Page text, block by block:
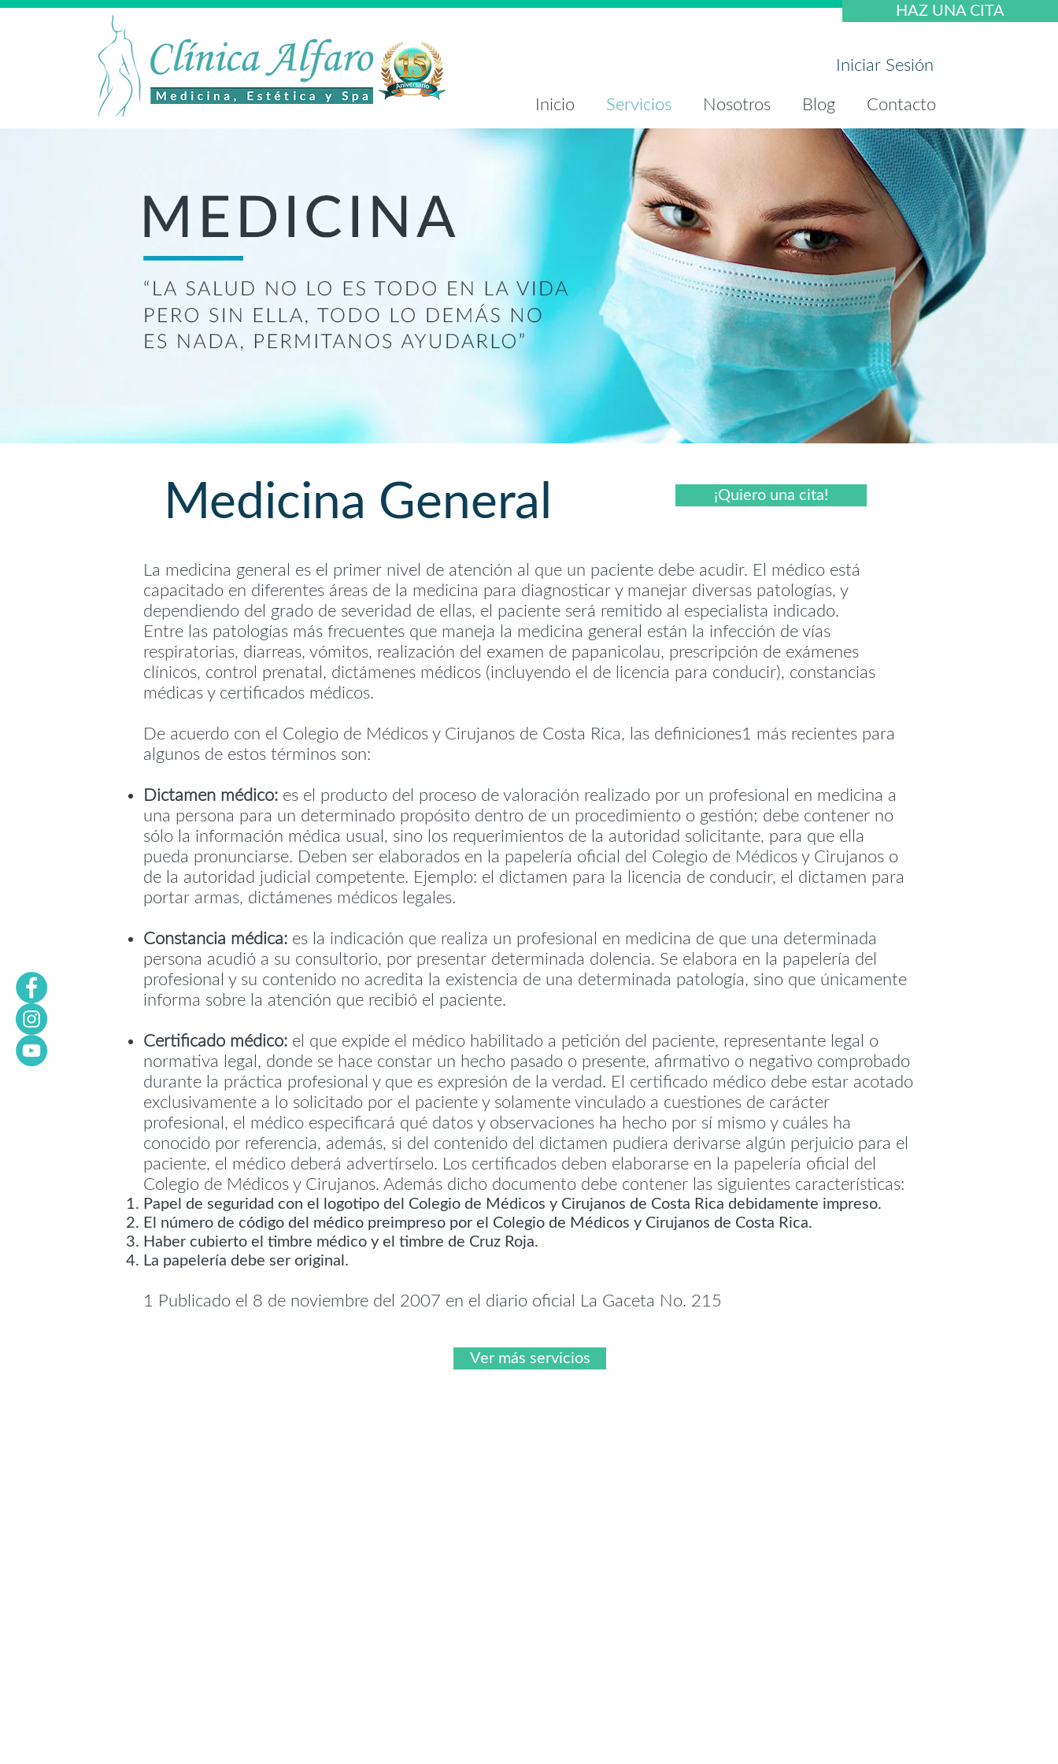
HAZ UNA CITA
Iniciar Sesión
Inicio Servicios Nosotros Blog Contacto
Medicina General ¡Quiero una cita!
La medicina general es el primer nivel de atención al que un paciente debe acudir. El médico está
capacitado en diferentes áreas de la medicina para diagnosticar y manejar diversas patologías, y
dependiendo del grado de severidad de ellas, el paciente será remitido al especialista indicado.
Entre las patologías más frecuentes que maneja la medicina general están la infección de vías
respiratorias, diarreas, vómitos, realización del examen de papanicolau, prescripción de exámenes
clínicos, control prenatal, dictámenes médicos (incluyendo el de licencia para conducir), constancias
médicas y certificados médicos.
De acuerdo con el Colegio de Médicos y Cirujanos de Costa Rica, las definiciones1 más recientes para
algunos de estos términos son:
Dictamen médico: es el producto del proceso de valoración realizado por un profesional en medicina a
una persona para un determinado propósito dentro de un procedimiento o gestión; debe contener no
sólo la información médica usual, sino los requerimientos de la autoridad solicitante, para que ella
pueda pronunciarse. Deben ser elaborados en la papelería oficial del Colegio de Médicos y Cirujanos o
de la autoridad judicial competente. Ejemplo: el dictamen para la licencia de conducir, el dictamen para
portar armas, dictámenes médicos legales.
Constancia médica: es la indicación que realiza un profesional en medicina de que una determinada
persona acudió a su consultorio, por presentar determinada dolencia. Se elabora en la papelería del
profesional y su contenido no acredita la existencia de una determinada patología, sino que únicamente
informa sobre la atención que recibió el paciente.
Certificado médico: el que expide el médico habilitado a petición del paciente, representante legal o
normativa legal, donde se hace constar un hecho pasado o presente, afirmativo o negativo comprobado
durante la práctica profesional y que es expresión de la verdad. El certificado médico debe estar acotado
exclusivamente a lo solicitado por el paciente y solamente vinculado a cuestiones de carácter
profesional, el médico especificará qué datos y observaciones ha hecho por sí mismo y cuáles ha
conocido por referencia, además, si del contenido del dictamen pudiera derivarse algún perjuicio para el
paciente, el médico deberá advertírselo. Los certificados deben elaborarse en la papelería oficial del
Colegio de Médicos y Cirujanos. Además dicho documento debe contener las siguientes características:
Papel de seguridad con el logotipo del Colegio de Médicos y Cirujanos de Costa Rica debidamente impreso.
El número de código del médico preimpreso por el Colegio de Médicos y Cirujanos de Costa Rica.
Haber cubierto el timbre médico y el timbre de Cruz Roja.
La papelería debe ser original.
1 Publicado el 8 de noviembre del 2007 en el diario oficial La Gaceta No. 215
Ver más servicios